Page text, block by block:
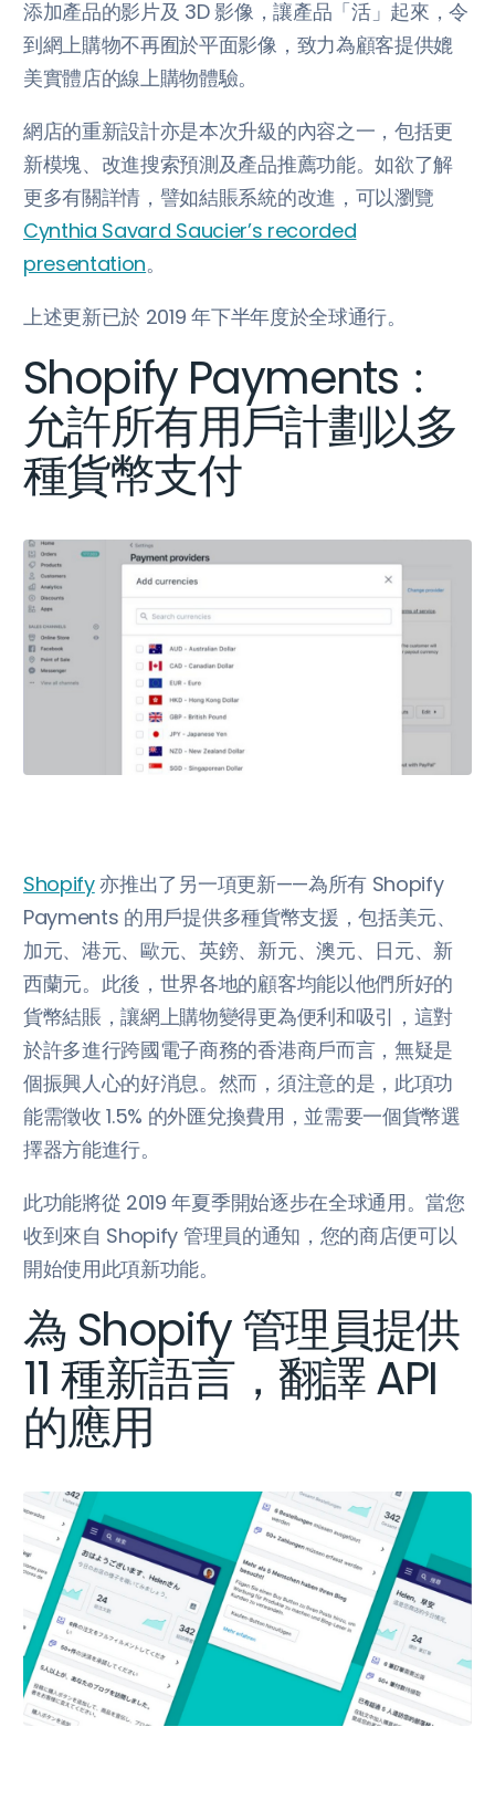
添加產品的影片及 3D 影像，讓產品「活」起來，令
到網上購物不再囿於平面影像，致力為顧客提供媲
美實體店的線上購物體驗。
網店的重新設計亦是本次升級的內容之一，包括更
新模塊、改進搜索預測及產品推薦功能。如欲了解
更多有關詳情，譬如結賬系統的改進，可以瀏覽
Cynthia Savard Saucier’s recorded
presentation。
上述更新已於 2019 年下半年度於全球通行。
Shopify Payments﹕
允許所有用戶計劃以多
種貨幣支付
Shopify亦推出了另一項更新——為所有 Shopify
Payments 的用戶提供多種貨幣支援，包括美元、
加元、港元、歐元、英鎊、新元、澳元、日元、新
西蘭元。此後，世界各地的顧客均能以他們所好的
貨幣結賬，讓網上購物變得更為便利和吸引，這對
於許多進行跨國電子商務的香港商戶而言，無疑是
個振興人心的好消息。然而，須注意的是，此項功
能需徵收 1.5% 的外匯兌換費用，並需要一個貨幣選
擇器方能進行。
此功能將從 2019 年夏季開始逐步在全球通用。當您
收到來自 Shopify 管理員的通知，您的商店便可以
開始使用此項新功能。
為 Shopify 管理員提供
11 種新語言，翻譯 API
的應用